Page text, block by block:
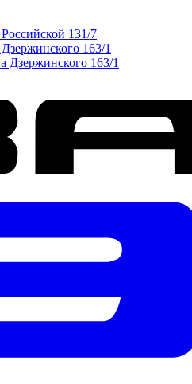
131/7
163/1
Дзержинского 163/1